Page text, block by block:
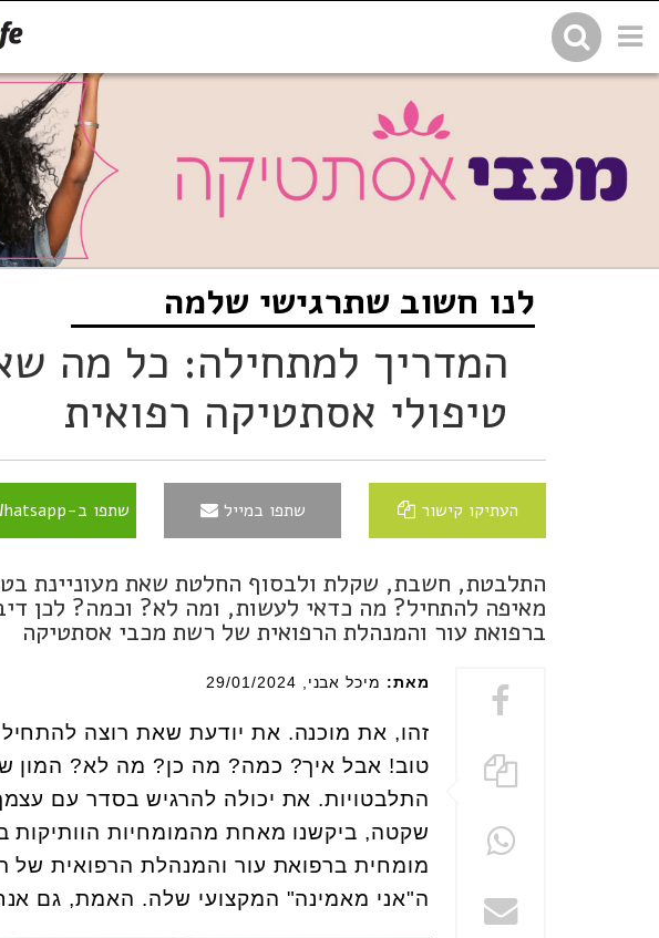
שתפו בפייסבוק העתיקו קישור
לנו חשוב שתרגישי שלמה
המדריך למתחילה: כל מה
טיפולי אסתטיקה רפואית
העתיקו קישור שתפו במייל שתפו ב-Whatsapp
התלבטת, חשבת, שקלת ולבסוף החלטת שאת מעוניינת
מאיפה להתחיל? מה כדאי לעשות, ומה לא? וכמה? לכן
ברפואת עור והמנהלת הרפואית של רשת מכבי אסתטיקה
מאת: מיכל אבני , 29/01/2024
זהו, את מוכנה. את יודעת שאת רוצה
טוב! אבל איך? כמה? מה כן? מה לא? המון
התלבטויות. את יכולה להרגיש בסדר עם
שקטה, ביקשנו מאחת מהמומחיות הוותיקות
מומחית ברפואת עור והמנהלת הרפואית של
ה"אני מאמינה" המקצועי שלה. האמת, גם